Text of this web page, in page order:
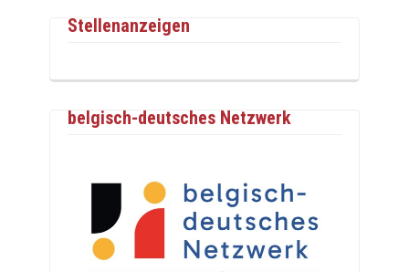
Stellenanzeigen
belgisch-deutsches Netzwerk